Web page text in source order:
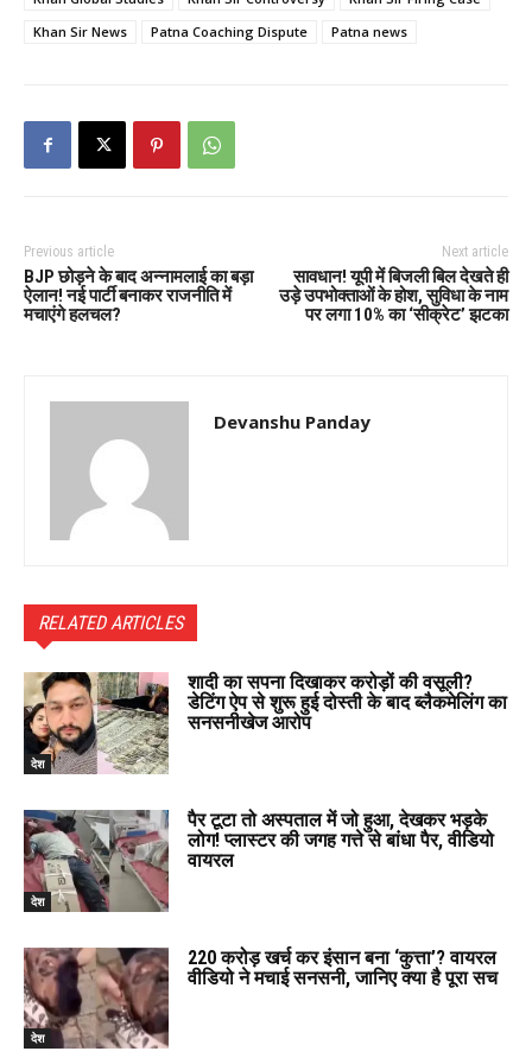
Khan Sir News
Patna Coaching Dispute Patna news
Previous article
BJP छोड़ने के बाद अन्नामलाई का बड़ा
ऐलान! नई पार्टी बनाकर राजनीति में
मचाएंगे हलचल?
Next article
सावधान! यूपी में बिजली बिल देखते ही
उड़े उपभोक्ताओं के होश, सुविधा के नाम
पर लगा 10% का ‘सीक्रेट’ झटका
Devanshu Panday
RELATED ARTICLES
देश
शादी का सपना दिखाकर करोड़ों की वसूली?
डेटिंग ऐप से शुरू हुई दोस्ती के बाद ब्लैकमेलिंग का
सनसनीखेज आरोप
देश
पैर टूटा तो अस्पताल में जो हुआ, देखकर भड़के
लोग! प्लास्टर की जगह गत्ते से बांधा पैर, वीडियो
वायरल
देश
220 करोड़ खर्च कर इंसान बना ‘कुत्ता’? वायरल
वीडियो ने मचाई सनसनी, जानिए क्या है पूरा सच